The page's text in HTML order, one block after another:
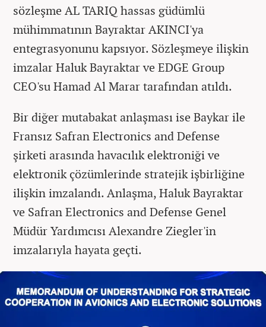
sözleşme AL TARIQ hassas güdümlü
mühimmatının Bayraktar AKINCI'ya
entegrasyonunu kapsıyor. Sözleşmeye ilişkin
imzalar Haluk Bayraktar ve EDGE Group
CEO'su Hamad Al Marar tarafından atıldı.
Bir diğer mutabakat anlaşması ise Baykar ile
Fransız Safran Electronics and Defense
şirketi arasında havacılık elektroniği ve
elektronik çözümlerinde stratejik işbirliğine
ilişkin imzalandı. Anlaşma, Haluk Bayraktar
ve Safran Electronics and Defense Genel
Müdür Yardımcısı Alexandre Ziegler'in
imzalarıyla hayata geçti.